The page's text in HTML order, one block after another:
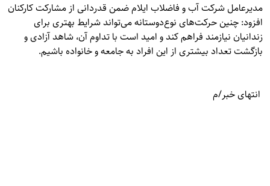
مدیرعامل شرکت آب و فاضلاب ایلام ضمن قدردانی از مشارکت کارکنان
افزود: چنین حرکت‌های نوع‌دوستانه می‌تواند شرایط بهتری برای
زندانیان نیازمند فراهم کند و امید است با تداوم آن، شاهد آزادی و
بازگشت تعداد بیشتری از این افراد به جامعه و خانواده باشیم.
انتهای خبر/م